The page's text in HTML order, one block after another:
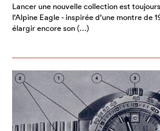
Lancer une nouvelle collection est
l’Alpine Eagle - inspirée d’une montre de
élargir encore son (…)